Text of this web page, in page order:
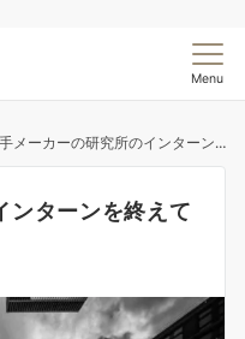
Menu
メーカーの研究所のインターンを終えて
ンターンを終えて